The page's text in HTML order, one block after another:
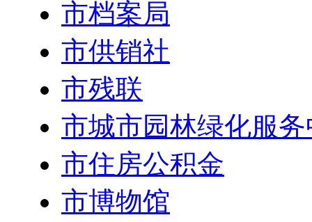
市档案局
市供销社
市残联
市城市园林绿化服
市住房公积金
市博物馆